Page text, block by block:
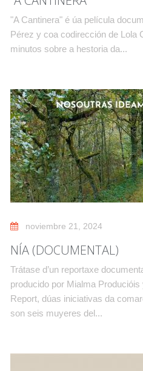
"A Cantinera" é úa película
Pérez y coa codirección de Lola
minutos sobre a hestoria da...
noviembre 21, 2024
NÍA (DOCUMENTAL)
Trátase d’un reportaxe
producido por Mialma
Report, dúas iniciativas da
son seis muyeres del...